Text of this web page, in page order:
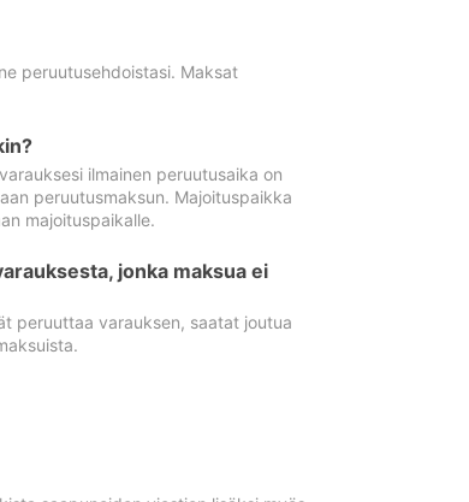
peruutusehdoistasi. Maksat
ilmainen peruutusaika on
peruutusmaksun. Majoituspaikka
majoituspaikalle.
jonka maksua ei
peruuttaa varauksen, saatat joutua